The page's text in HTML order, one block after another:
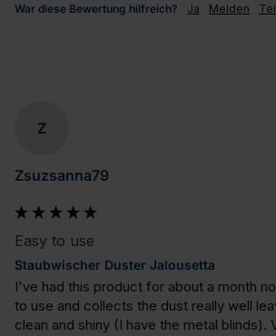
War diese Bewertung hilfreich? Ja Melden
Z
Zsuzsanna79
Easy to use
Staubwischer Duster Jalousetta
I've had this product for about a month
to use and collects the dust really well
clean and shiny (I have the metal blinds).